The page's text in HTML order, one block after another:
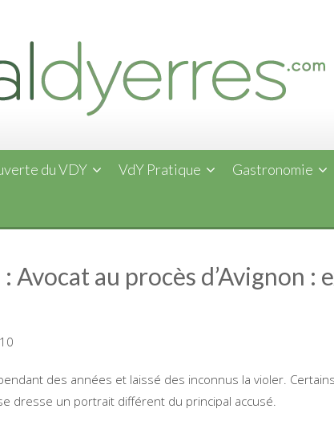
du VDY VdY Pratique Gastronomie
Avocat au procès d’Avignon :
des années et laissé des inconnus la violer.
dresse un portrait différent du principal accusé.